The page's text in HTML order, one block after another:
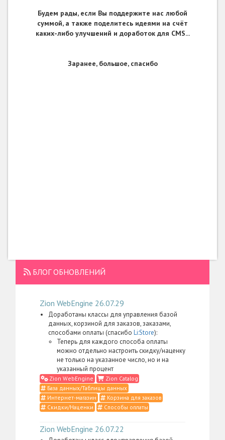
Будем рады, если Вы поддержите нас любой
суммой, а также поделитесь идеями на счёт
каких-либо улучшений и доработок для CMS...
Заранее, большое, спасибо
БЛОГ ОБНОВЛЕНИЙ
Zion WebEngine 26.07.29
Доработаны классы для управления базой
данных, корзиной для заказов, заказами,
способами оплаты (спасибо Li:Store):
Теперь для каждого способа оплаты
можно отдельно настроить скидку/наценку
не только на указанное число, но и на
указанный процент
Zion WebEngine
Zion Catalog
База данных/Таблицы данных
Интернет-магазин
Корзина для заказов
Скидки/Наценки
Способы оплаты
Zion WebEngine 26.07.22